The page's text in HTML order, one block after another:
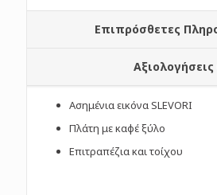
Επιπρόσθετες
Αξιολογήσεις
Ασημένια εικόνα SLEVORI
Πλάτη με καφέ ξύλο
Επιτραπέζια και τοίχου